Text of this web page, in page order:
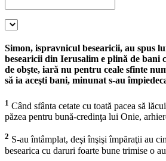
Simon, ispravnicul besearicii, au spus
besearicii din Ierusalim e plină de bani
de obşte, iară nu pentru ceale sfinte
să ia aceşti bani, minunat s-au
1 Când sfânta cetate cu toată pacea să
păzea pentru bună-credinţa lui Onie,
2 S-au întâmplat, deşi înşişi împăraţii au
besearica cu daruri foarte bune trimise o